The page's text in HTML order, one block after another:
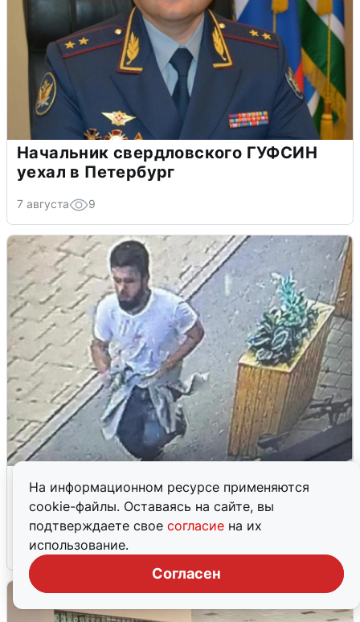
На информационном ресурсе применяются
cookie-файлы. Оставаясь на сайте, вы
подтверждаете свое согласие на их
использование.
Согласен
Начальник свердловского ГУФСИН
уехал в Петербург
7 августа 9
Бородача, найденного через 8
месяцев, арестовали в
Екатеринбурге
7 августа 2